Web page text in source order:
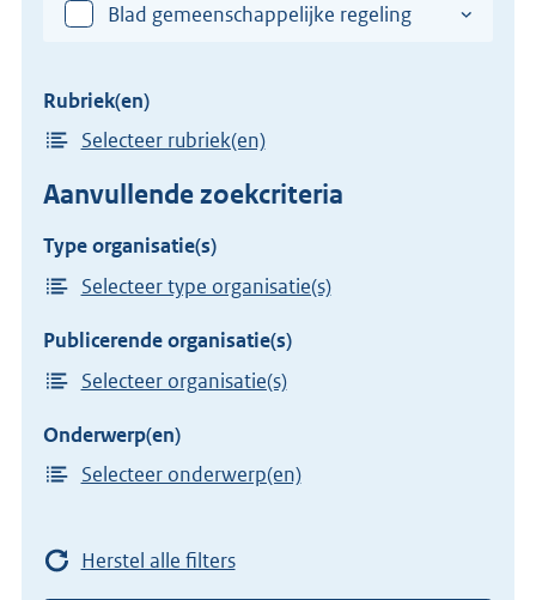
Blad gemeenschappelijke regeling
Rubriek(en)
Selecteer rubriek(en)
Aanvullende zoekcriteria
Type organisatie(s)
Selecteer type organisatie(s)
Publicerende organisatie(s)
Selecteer organisatie(s)
Onderwerp(en)
Selecteer onderwerp(en)
Herstel alle filters